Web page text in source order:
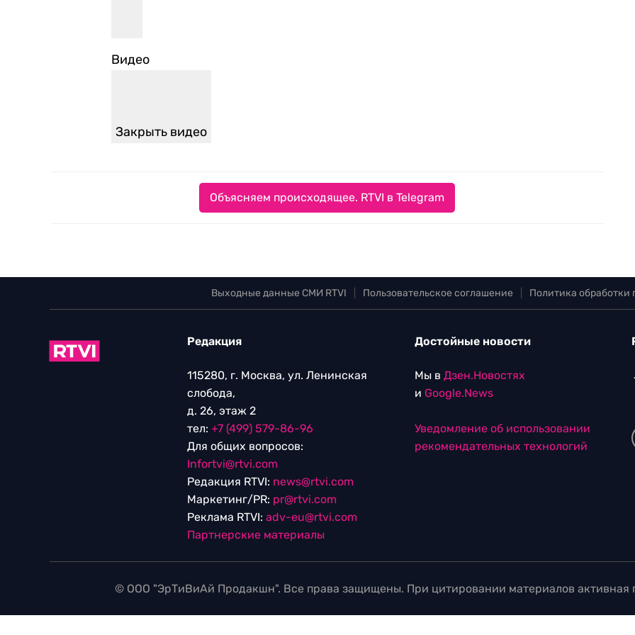
Видео
Закрыть видео
Объясняем происходящее. RTVI в Telegram
Выходные данные СМИ RTVI Пользовательское соглашение Политика
Редакция
115280, г. Москва, ул. Ленинская
слобода,
д. 26, этаж 2
тел: +7 (499) 579-86-96
Для общих вопросов:
Infortvi@rtvi.com
Редакция RTVI: news@rtvi.com
Маркетинг/PR: pr@rtvi.com
Реклама RTVI: adv-eu@rtvi.com
Партнерские материалы
Достойные новости
Мы в Дзен.Новостях
и Google.News
Уведомление об использовании
рекомендательных технологий
© ООО "ЭрТиВиАй Продакшн". Все права защищены. При цитировании материалов активная